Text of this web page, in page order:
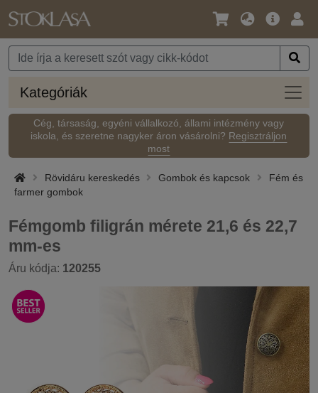
Nyelv
Pénznem
Fő
Kategóriák
Cég, társaság, egyéni vállalkozó, állami intézmény vagy
iskola, és szeretne nagyker áron vásárolni? Regisztráljon
most
Rövidáru kereskedés Gombok és kapcsok
Fém és
farmer gombok
Fémgomb filigrán mérete 21,6 és 22,7
mm-es
Áru kódja: 120255